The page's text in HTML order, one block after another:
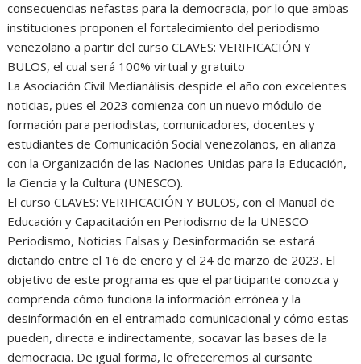
consecuencias nefastas para la democracia, por lo que ambas
instituciones proponen el fortalecimiento del periodismo
venezolano a partir del curso CLAVES: VERIFICACIÓN Y
BULOS, el cual será 100% virtual y gratuito
La Asociación Civil Medianálisis despide el año con excelentes
noticias, pues el 2023 comienza con un nuevo módulo de
formación para periodistas, comunicadores, docentes y
estudiantes de Comunicación Social venezolanos, en alianza
con la Organización de las Naciones Unidas para la Educación,
la Ciencia y la Cultura (UNESCO).
El curso CLAVES: VERIFICACIÓN Y BULOS, con el Manual de
Educación y Capacitación en Periodismo de la UNESCO
Periodismo, Noticias Falsas y Desinformación se estará
dictando entre el 16 de enero y el 24 de marzo de 2023. El
objetivo de este programa es que el participante conozca y
comprenda cómo funciona la información errónea y la
desinformación en el entramado comunicacional y cómo estas
pueden, directa e indirectamente, socavar las bases de la
democracia. De igual forma, le ofreceremos al cursante